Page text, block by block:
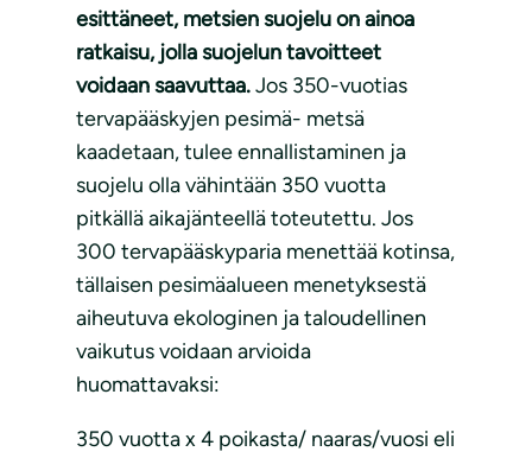
esittäneet, metsien suojelu on ainoa
ratkaisu, jolla suojelun tavoitteet
voidaan saavuttaa.Jos 350-vuotias
tervapääskyjen pesimä- metsä
kaadetaan, tulee ennallistaminen ja
suojelu olla vähintään 350 vuotta
pitkällä aikajänteellä toteutettu. Jos
300 tervapääskyparia menettää kotinsa,
tällaisen pesimäalueen menetyksestä
aiheutuva ekologinen ja taloudellinen
vaikutus voidaan arvioida
huomattavaksi:
350 vuotta x 4 poikasta/ naaras/vuosi eli